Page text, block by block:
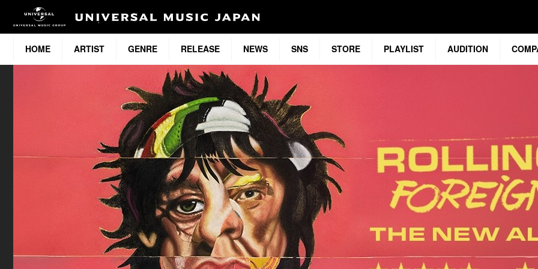
HOME ARTIST GENRE RELEASE NEWS SNS STORE PLAYLIST AUDITION